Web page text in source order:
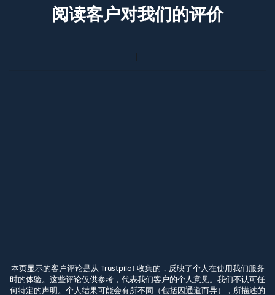
阅读客户对我们的评价
本页显示的客户评论是从 Trustpilot 收集的，反映了个人在使用我们服务
时的体验。这些评论仅供参考，代表我们客户的个人意见。我们不认可任
何特定的声明。个人结果可能会有所不同（包括因通道而异），所描述的